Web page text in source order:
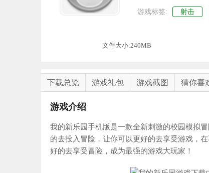
游戏标签: 射击
文件大小:240MB
下载总览 游戏礼包 游戏截图 猜你喜
游戏介绍
我的新乐园手机版是一款全新刺激的校园模拟
的去投入冒险，让你可以更好的去享受游戏，
好的去享受冒险，成为最强的游戏大玩家！